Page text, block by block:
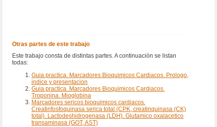
Otras partes de este trabajo
Este trabajo consta de distintas partes. A continuación se listan
todas:
Guia practica. Marcadores Bioquimicos Cardiacos. Prologo,
indice y presentacion
Guia practica. Marcadores Bioquimicos Cardiacos.
Troponina. Mioglobina
Marcadores sericos bioquimicos cardiacos.
Creatinfosfoquinasa serica total (CPK, creatinquinasa (CK)
total). Lactodeshidrogenasa (LDH). Glutamico oxalacetico
transaminasa (GOT, AST)